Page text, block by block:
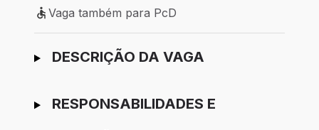
Vaga também para PcD
Vaga também para PcD
Ir para candidatura
DESCRIÇÃO DA VAGA
RESPONSABILIDADES E